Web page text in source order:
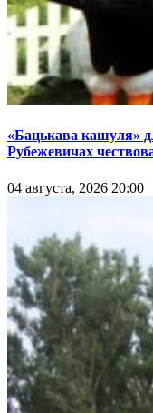
«Бацькава кашуля»
Рубежевичах
04 августа, 2026 20:00